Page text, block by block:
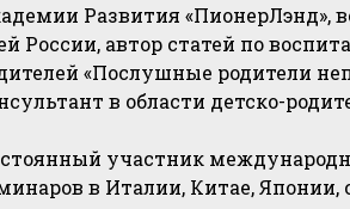
Развития «ПионерЛэнд»,
России, автор статей по
«Послушные родители
в области детско-
участник
в Италии, Китае, Японии,